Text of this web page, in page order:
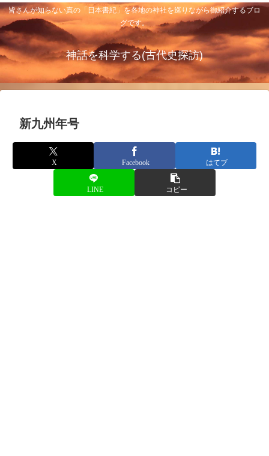
皆さんが知らない真の「日本書紀」を各地の神社を巡りながら御紹介するブロ
グです。
神話を科学する(古代史探訪)
新九州年号
X Facebook はてブ
LINE コピー